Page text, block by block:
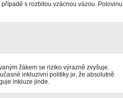
s rozbitou vzácnou vázou. Polovinu
žákem se riziko výrazně zvyšuje.
inkluzivní politiky je, že absolutně
inkluze jinde.